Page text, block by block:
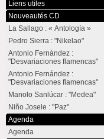
Liens utiles
Nouveautés CD
La Sallago : « Antología »
Pedro Sierra : "Nikelao"
Antonio Fernández :
"Desvariaciones flamencas"
Antonio Fernández :
"Desvariaciones flamencas"
Manolo Sanlúcar : "Medea"
Niño Josele : "Paz"
Agenda
Agenda